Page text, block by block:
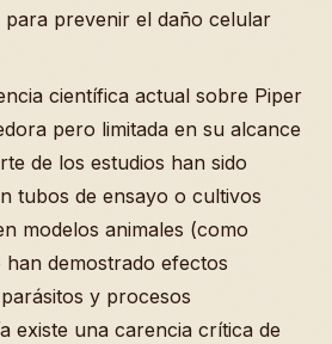
prevenir el daño celular
científica actual sobre Piper
pero limitada en su alcance
de los estudios han sido
tubos de ensayo o cultivos
modelos animales (como
demostrado efectos
y procesos
existe una carencia crítica de